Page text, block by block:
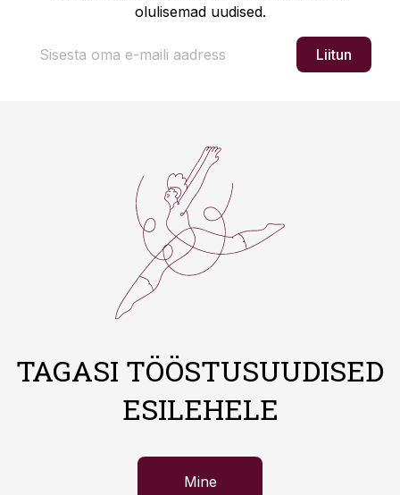
olulisemad uudised.
Liitun
TAGASI TÖÖSTUSUUDISED
ESILEHELE
Mine